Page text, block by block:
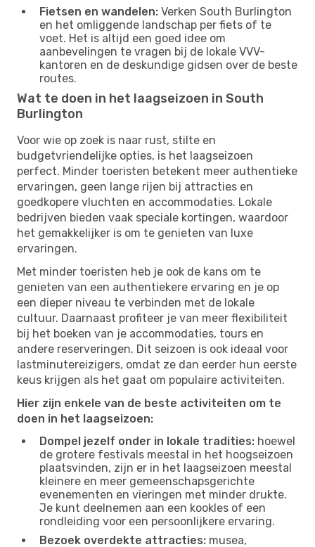
Fietsen en wandelen: Verken South Burlington
en het omliggende landschap per fiets of te
voet. Het is altijd een goed idee om
aanbevelingen te vragen bij de lokale VVV-
kantoren en de deskundige gidsen over de beste
routes.
Wat te doen in het laagseizoen in South
Burlington
Voor wie op zoek is naar rust, stilte en
budgetvriendelijke opties, is het laagseizoen
perfect. Minder toeristen betekent meer authentieke
ervaringen, geen lange rijen bij attracties en
goedkopere vluchten en accommodaties. Lokale
bedrijven bieden vaak speciale kortingen, waardoor
het gemakkelijker is om te genieten van luxe
ervaringen.
Met minder toeristen heb je ook de kans om te
genieten van een authentiekere ervaring en je op
een dieper niveau te verbinden met de lokale
cultuur. Daarnaast profiteer je van meer flexibiliteit
bij het boeken van je accommodaties, tours en
andere reserveringen. Dit seizoen is ook ideaal voor
lastminutereizigers, omdat ze dan eerder hun eerste
keus krijgen als het gaat om populaire activiteiten.
Hier zijn enkele van de beste activiteiten om te
doen in het laagseizoen:
Dompel jezelf onder in lokale tradities: hoewel
de grotere festivals meestal in het hoogseizoen
plaatsvinden, zijn er in het laagseizoen meestal
kleinere en meer gemeenschapsgerichte
evenementen en vieringen met minder drukte.
Je kunt deelnemen aan een kookles of een
rondleiding voor een persoonlijkere ervaring.
Bezoek overdekte attracties: musea,